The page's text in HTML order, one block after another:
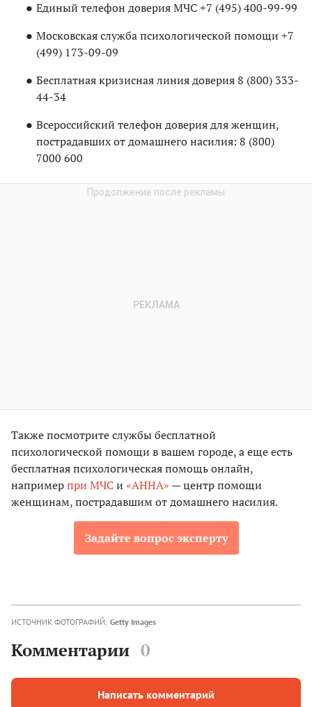
Единый телефон доверия МЧС +7 (495) 400-99-99
Московская служба психологической помощи +7
(499) 173-09-09
Бесплатная кризисная линия доверия 8 (800) 333-
44-34
Всероссийский телефон доверия для женщин,
пострадавших от домашнего насилия: 8 (800)
7000 600
Также посмотрите службы бесплатной
психологической помощи в вашем городе, а еще есть
бесплатная психологическая помощь онлайн,
напримерпри МЧСи «АННА» — центр помощи
женщинам, пострадавшим от домашнего насилия.
Задайте вопрос эксперту
ИСТОЧНИК ФОТОГРАФИЙ: Getty Images
Комментарии 0
Написать комментарий